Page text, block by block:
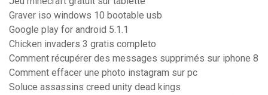
Graver iso windows 10 bootable usb
Google play for android 5.1.1
Chicken invaders 3 gratis completo
Comment récupérer des messages supprimés sur iphone 8
Comment effacer une photo instagram sur pc
Soluce assassins creed unity dead kings